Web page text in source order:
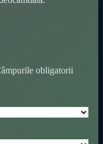
obligatorii